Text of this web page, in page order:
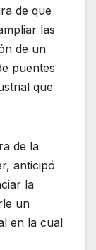
de que
las
de un
puentes
que
de la
anticipó
la
un
en la cual